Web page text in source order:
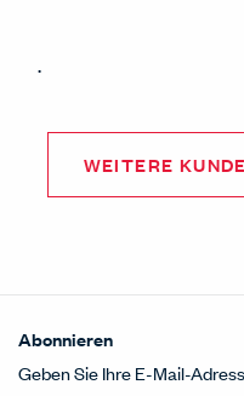
.
WEITERE
Abonnieren
Geben Sie Ihre E-Mail-